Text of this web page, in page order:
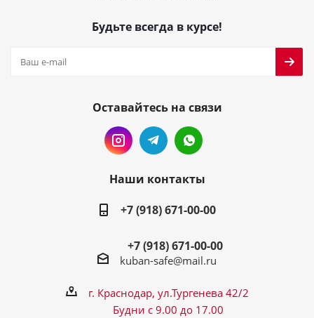
Будьте всегда в курсе!
Оставайтесь на связи
Наши контакты
+7 (918) 671-00-00
+7 (918) 671-00-00
kuban-safe@mail.ru
г. Краснодар, ул.Тургенева 42/2
Будни с 9.00 до 17.00